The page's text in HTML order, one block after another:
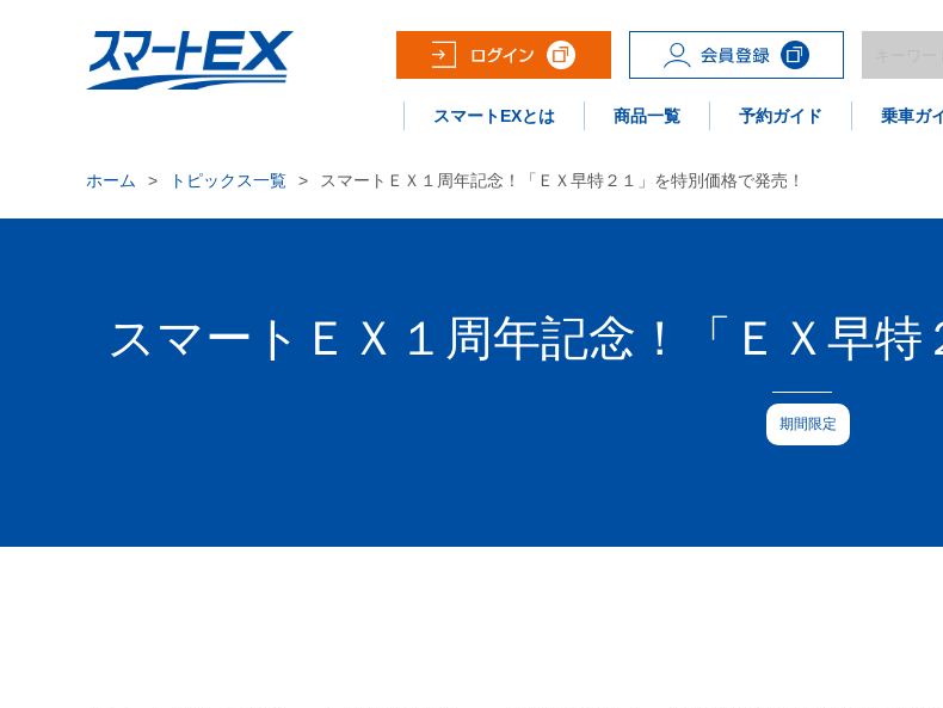
スマートEXとは 商品一覧 予約ガイド 乗車ガ
ホーム トピックス一覧 スマートＥＸ１周年記念！「ＥＸ早特２１」を特別価格で発売！
スマートＥＸ１周年記念！「ＥＸ早特
期間限定